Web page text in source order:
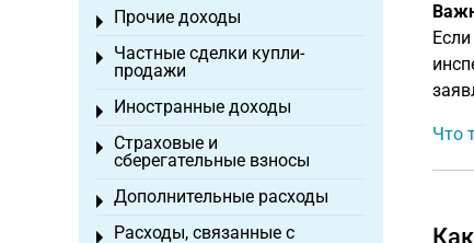
Что
Прочие доходы
Toggle menu
Частные сделки купли-
продажи
Toggle menu
Иностранные доходы
Toggle menu
Страховые и
сберегательные взносы
Toggle menu
Дополнительные расходы
Toggle menu
Расходы, связанные с